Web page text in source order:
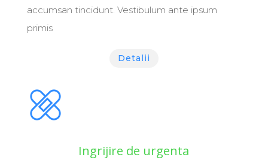
accumsan tincidunt. Vestibulum ante ipsum
primis
Detalii
Ingrijire de urgenta